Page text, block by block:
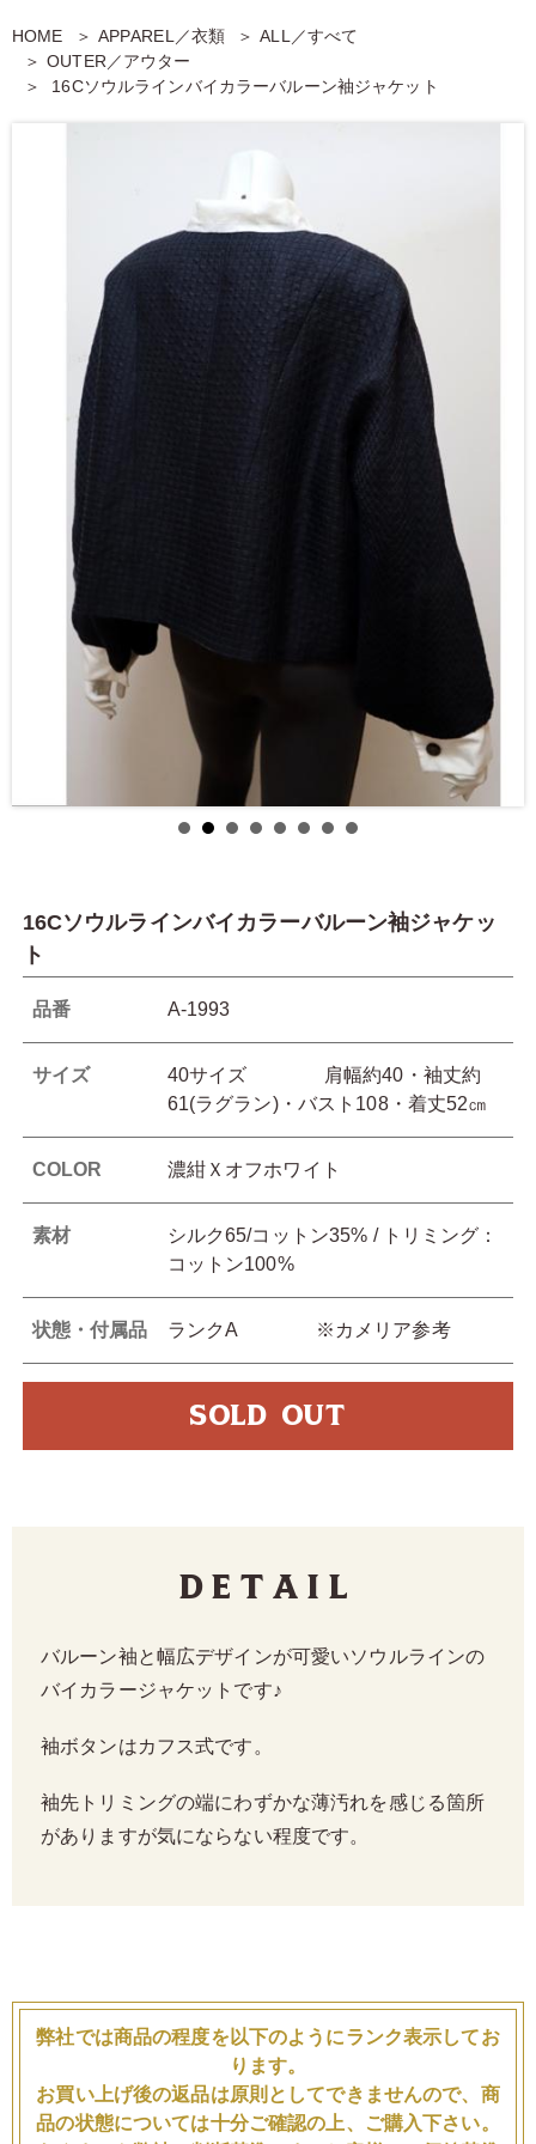
HOME APPAREL／衣類
ALL／すべて
OUTER／アウター
16Cソウルラインバイカラーバルーン袖ジャケット
16Cソウルラインバイカラーバルーン袖ジャケッ
ト
品番 A-1993
サイズ
40サイズ 肩幅約40・袖丈約
61(ラグラン)・バスト108・着丈52㎝
COLOR 濃紺Ｘオフホワイト
素材
シルク65/コットン35% / トリミング：
コットン100%
状態・付属品 ランクA ※カメリア参考
SOLD OUT
Detail
バルーン袖と幅広デザインが可愛いソウルラインの
バイカラージャケットです♪
袖ボタンはカフス式です。
袖先トリミングの端にわずかな薄汚れを感じる箇所
がありますが気にならない程度です。
弊社では商品の程度を以下のようにランク表示してお
ります。
お買い上げ後の返品は原則としてできませんので、商
品の状態については十分ご確認の上、ご購入下さい。